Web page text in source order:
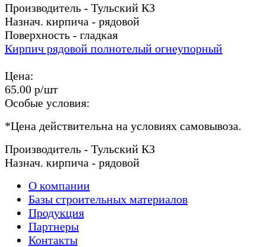
Производитель - Тульский КЗ
Назнач. кирпича - рядовой
Поверхность - гладкая
Кирпич рядовой полнотелый огнеупорный
Цена:
65.00 р/шт
Особые условия:
*Цена действительна на условиях самовывоза.
Производитель - Тульский КЗ
Назнач. кирпича - рядовой
О компании
Базы строительных материалов
Продукция
Партнеры
Контакты